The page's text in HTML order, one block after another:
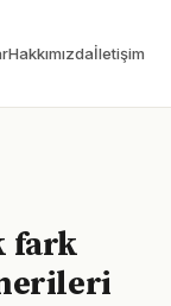
Hakkımızdaİletişim
fark